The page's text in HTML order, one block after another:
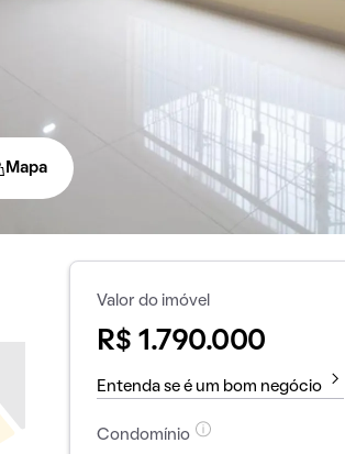
Mapa
Valor do imóvel
R$ 1.790.000
Entenda se é um bom negócio
Condomínio